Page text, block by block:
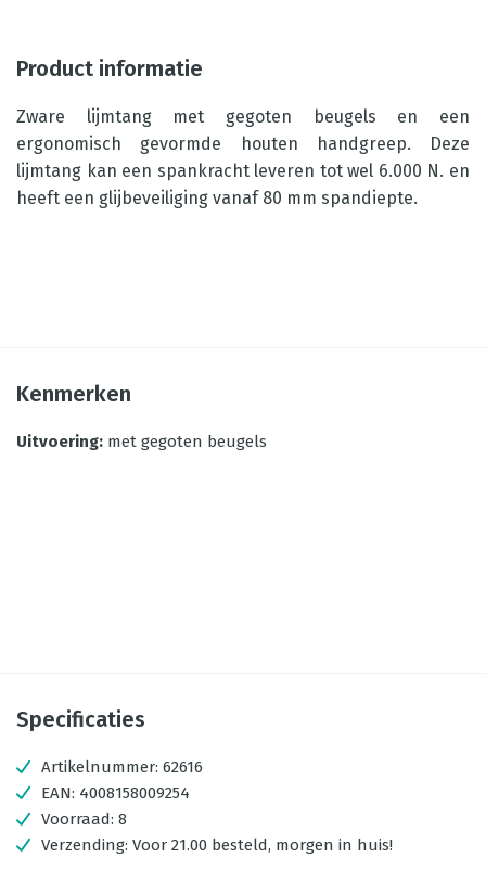
Product informatie
Zware lijmtang met gegoten beugels en een
ergonomisch gevormde houten handgreep. Deze
lijmtang kan een spankracht leveren tot wel 6.000 N. en
heeft een glijbeveiliging vanaf 80 mm spandiepte.
Kenmerken
Uitvoering: met gegoten beugels
Specificaties
Artikelnummer: 62616
EAN: 4008158009254
Voorraad: 8
Verzending: Voor 21.00 besteld, morgen in huis!